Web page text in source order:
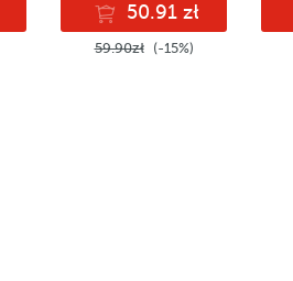
50.91 zł
59.90zł (-15%)